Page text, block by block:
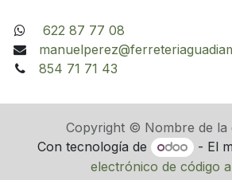
622 87 77 08
854 71 71 43
Copyright © Nombre de la
Con tecnología de
- El
electrónico de código